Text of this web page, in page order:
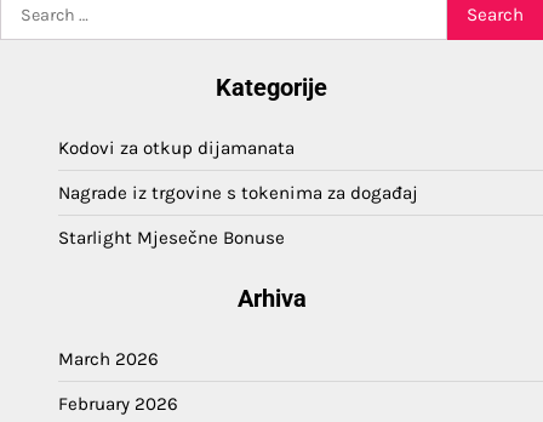
Kategorije
Kodovi za otkup dijamanata
Nagrade iz trgovine s tokenima za događaj
Starlight Mjesečne Bonuse
Arhiva
March 2026
February 2026